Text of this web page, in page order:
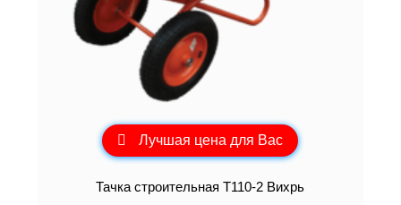
Лучшая цена для Вас
Тачка строительная Т110-2 Вихрь